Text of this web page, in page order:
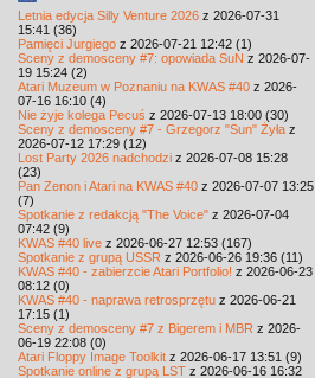
Letnia edycja Silly Venture 2026 z 2026-07-31
15:41 (36)
Pamięci Jurgiego z 2026-07-21 12:42 (1)
Sceny z demosceny #7: opowiada SuN z 2026-07-
19 15:24 (2)
Atari Muzeum w Poznaniu na KWAS #40 z 2026-
07-16 16:10 (4)
Nie żyje kolega Pecuś z 2026-07-13 18:00 (30)
Sceny z demosceny #7 - Grzegorz "Sun" Żyła z
2026-07-12 17:29 (12)
Lost Party 2026 nadchodzi z 2026-07-08 15:28
(23)
Pan Zenon i Atari na KWAS #40 z 2026-07-07 13:25
(7)
Spotkanie z redakcją "The Voice" z 2026-07-04
07:42 (9)
KWAS #40 live z 2026-06-27 12:53 (167)
Spotkanie z grupą USSR z 2026-06-26 19:36 (11)
KWAS #40 - zabierzcie Atari Portfolio! z 2026-06-23
08:12 (0)
KWAS #40 - naprawa retrosprzętu z 2026-06-21
17:15 (1)
Sceny z demosceny #7 z Bigerem i MBR z 2026-
06-19 22:08 (0)
Atari Floppy Image Toolkit z 2026-06-17 13:51 (9)
Spotkanie online z grupą LST z 2026-06-16 16:32